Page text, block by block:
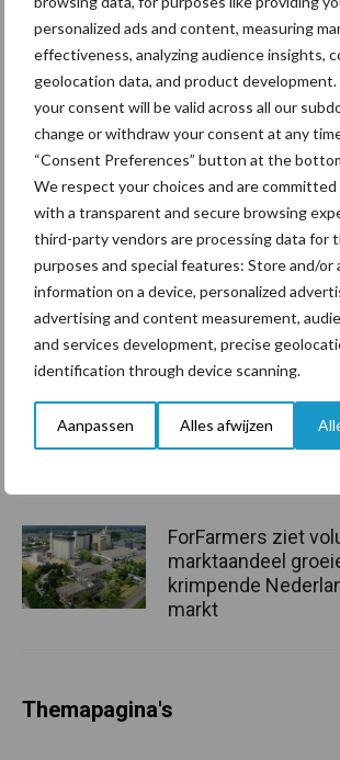
personalized ads and content, measuring
effectiveness, analyzing audience insights,
geolocation data, and product
your consent will be valid across all our
change or withdraw your consent at any
“Consent Preferences” button at the
We respect your choices and are
with a transparent and secure browsing
third-party vendors are processing data for
purposes and special features: Store and/or
information on a device, personalized
advertising and content measurement,
and services development, precise
identification through device scanning.
Aanpassen Alles afwijzen
De Global Dairy Trade index daalde met bijna
2022 tot en met augustus 2023 (met af en
opleving). Na augustus steeg de index met 34
14 procent in 2024.
Bron:Agrimatie
Aanbevolen voor jou!
grillig: droogte en
geopolitiek houden
in de greep
onderschatte
ForFarmers ziet
marktaandeel
krimpende
markt
Themapagina's